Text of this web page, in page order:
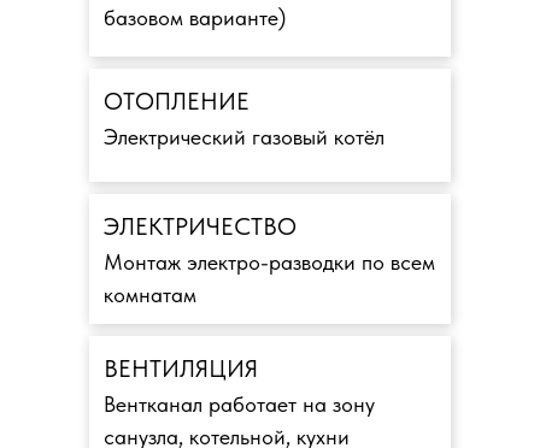
базовом варианте)
Электрический газовый котёл
ОТОПЛЕНИЕ
ЭЛЕКТРИЧЕСТВО
Монтаж электро-разводки по всем
комнатам
Вентканал работает на зону
санузла, котельной, кухни
ВЕНТИЛЯЦИЯ